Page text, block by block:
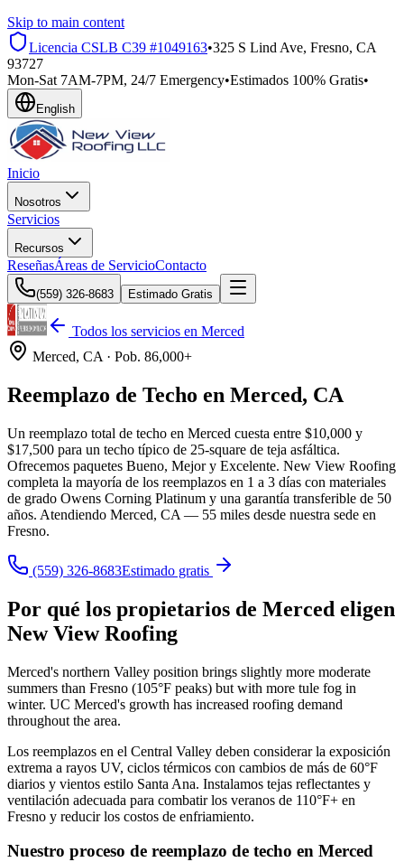
Skip to main content
Licencia CSLB C39 #1049163•325 S Lind Ave, Fresno, CA
93727
Mon-Sat 7AM-7PM, 24/7 Emergency•Estimados 100% Gratis•
English
Inicio
Nosotros
Servicios
Recursos
ReseñasÁreas de ServicioContacto
(559) 326-8683 Estimado Gratis
Todos los servicios en Merced
Merced, CA · Pob. 86,000+
Reemplazo de Techo en Merced, CA
Un reemplazo total de techo en Merced cuesta entre $10,000 y
$17,500 para un techo típico de 25-square de teja asfáltica.
Ofrecemos paquetes Bueno, Mejor y Excelente. New View Roofing
completa la mayoría de los reemplazos en 1 a 3 días con materiales
de grado Owens Corning Platinum y una garantía transferible de 50
años. Atendiendo Merced, CA — 55 miles desde nuestra sede en
Fresno.
(559) 326-8683Estimado gratis
Por qué los propietarios de Merced eligen
New View Roofing
Merced's northern Valley position brings slightly more moderate
summers than Fresno (105°F peaks) but with more tule fog in
winter. UC Merced's growth has increased roofing demand
throughout the area.
Los reemplazos en el Central Valley deben considerar la exposición
extrema a rayos UV, ciclos térmicos con cambios de más de 60°F
diarios y vientos estilo Santa Ana. Instalamos tejas reflectantes y
ventilación adecuada para combatir los veranos de 110°F+ en
Fresno y reducir los costos de enfriamiento.
Nuestro proceso de reemplazo de techo en Merced